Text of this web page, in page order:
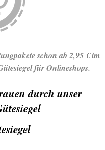
schon ab 2,95 € im
für Onlineshops.
durch unser